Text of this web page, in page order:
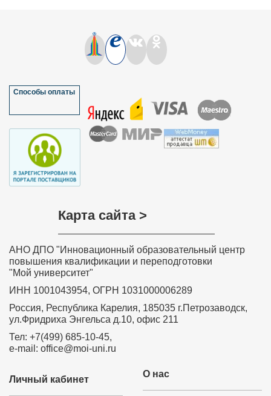
Способы оплаты
Карта сайта >
АНО ДПО "Инновационный образовательный центр
повышения квалификации и переподготовки
"Мой университет"
ИНН 1001043954, ОГРН 1031000006289
Россия, Республика Карелия, 185035 г.Петрозаводск,
ул.Фридриха Энгельса д.10, офис 211
Тел: +7(499) 685-10-45,
e-mail: office@moi-uni.ru
О нас
Личный кабинет